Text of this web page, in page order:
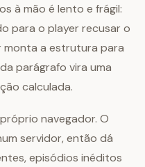
à mão é lento e frágil:
para o player recusar o
monta a estrutura para
parágrafo vira uma
calculada.
navegador. O
servidor, então dá
episódios inéditos